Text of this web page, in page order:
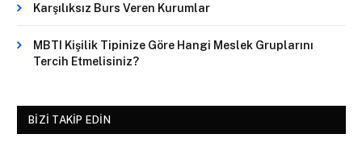
Karşılıksız Burs Veren Kurumlar
MBTI Kişilik Tipinize Göre Hangi Meslek Gruplarını
Tercih Etmelisiniz?
BIZI TAKIP EDIN